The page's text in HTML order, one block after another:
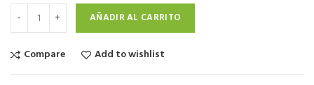
AÑADIR AL CARRITO
Compare Add to wishlist